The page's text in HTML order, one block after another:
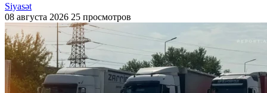
Siyasət
08 августа 2026 25 просмотров